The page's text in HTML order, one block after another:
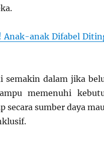
Anak-anak Difabel
dalam jika
memenuhi
secara sumber daya